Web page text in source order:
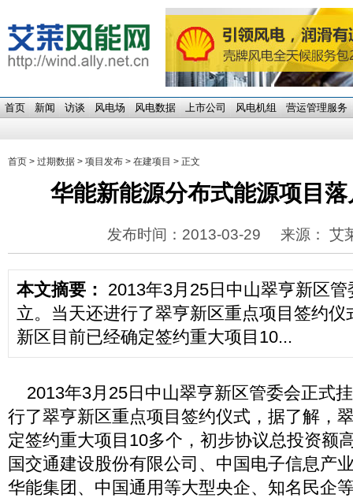
首页 新闻 访谈 风电场 风电数据 上市公司 风电机组 营运管理服务
首页 > 过期数据 > 项目发布 > 在建项目 > 正文
华能新能源分布式能源项目
发布时间：2013-03-29 来源： 艾
本文摘要： 2013年3月25日中山翠亨新区
立。当天还进行了翠亨新区重点项目签约仪
新区目前已经确定签约重大项目10...
2013年3月25日中山翠亨新区管委会正式
行了翠亨新区重点项目签约仪式，据了解，
定签约重大项目10多个，初步协议总投资额
国交通建设股份有限公司、中国电子信息产
华能集团、中国通用等大型央企、知名民企